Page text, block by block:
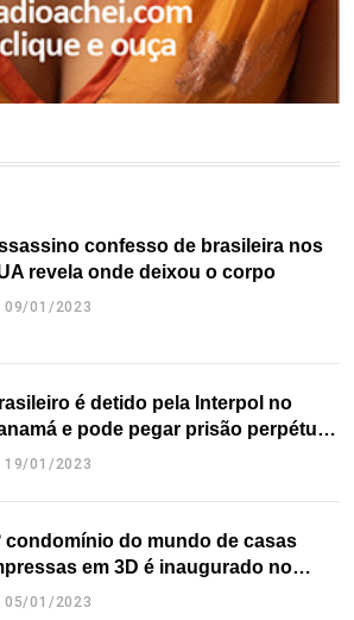
confesso de brasileira nos
revela onde deixou o corpo
09/01/2023
é detido pela Interpol no
e pode pegar prisão perpétua
EUA
19/01/2023
condomínio do mundo de casas
em 3D é inaugurado no
05/01/2023